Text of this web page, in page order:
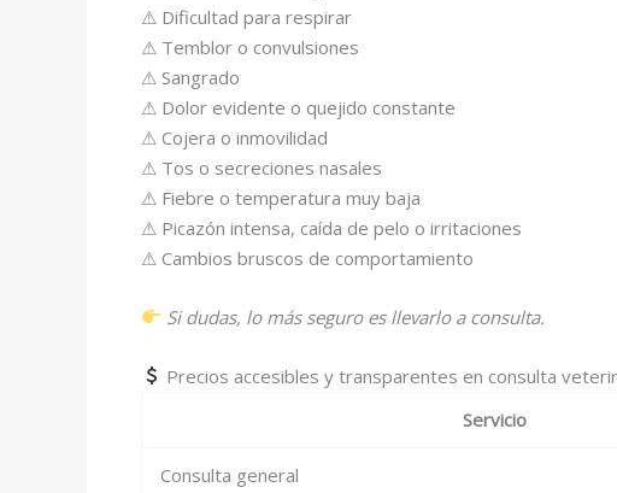
⚠ Dificultad para respirar
⚠ Temblor o convulsiones
⚠ Sangrado
⚠ Dolor evidente o quejido constante
⚠ Cojera o inmovilidad
⚠ Tos o secreciones nasales
⚠ Fiebre o temperatura muy baja
⚠ Picazón intensa, caída de pelo o irritaciones
⚠ Cambios bruscos de comportamiento
Si dudas, lo más seguro es llevarlo a consulta.
Precios accesibles y transparentes en consulta
Servicio
Consulta general